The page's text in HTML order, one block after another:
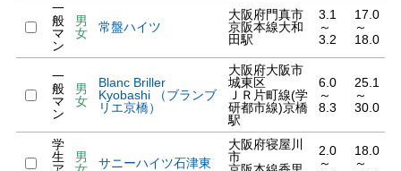
一
般
マ
ン
男
女
常盤ハイツ
大阪府門真市
京阪本線大和
田駅
3.1
～
3.2
17.0
～
18.0
一
般
マ
ン
男
女
Blanc Briller
Kyobashi （ブランブ
リエ京橋）
大阪府大阪市
城東区
ＪＲ片町線(学
研都市線)京橋
駅
6.0
～
8.3
25.1
～
30.0
学
生
男
サニーハイツ石津東
大阪府寝屋川
市
2.0
～
18.0
～